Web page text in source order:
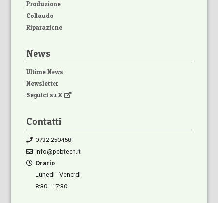
Produzione
Collaudo
Riparazione
News
Ultime News
Newsletter
Seguici su X
Contatti
0732.250458
info@pcbtech.it
Orario
Lunedì - Venerdì
8:30 - 17:30